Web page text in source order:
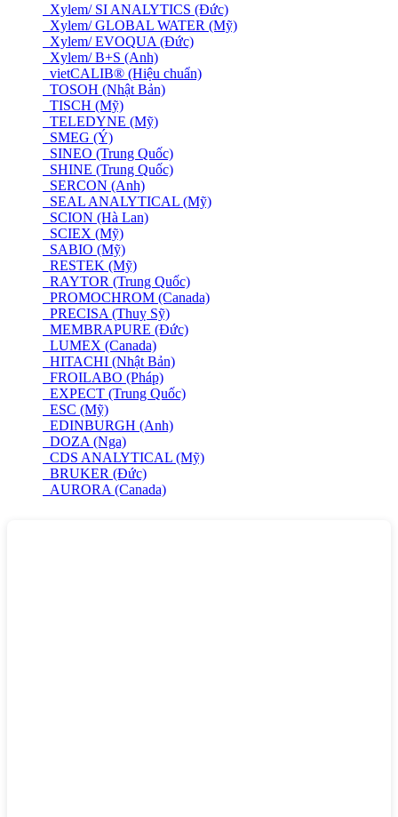
Xylem/ SI ANALYTICS (Đức)
Xylem/ GLOBAL WATER (Mỹ)
Xylem/ EVOQUA (Đức)
Xylem/ B+S (Anh)
vietCALIB® (Hiệu chuẩn)
TOSOH (Nhật Bản)
TISCH (Mỹ)
TELEDYNE (Mỹ)
SMEG (Ý)
SINEO (Trung Quốc)
SHINE (Trung Quốc)
SERCON (Anh)
SEAL ANALYTICAL (Mỹ)
SCION (Hà Lan)
SCIEX (Mỹ)
SABIO (Mỹ)
RESTEK (Mỹ)
RAYTOR (Trung Quốc)
PROMOCHROM (Canada)
PRECISA (Thuỵ Sỹ)
MEMBRAPURE (Đức)
LUMEX (Canada)
HITACHI (Nhật Bản)
FROILABO (Pháp)
EXPECT (Trung Quốc)
ESC (Mỹ)
EDINBURGH (Anh)
DOZA (Nga)
CDS ANALYTICAL (Mỹ)
BRUKER (Đức)
AURORA (Canada)